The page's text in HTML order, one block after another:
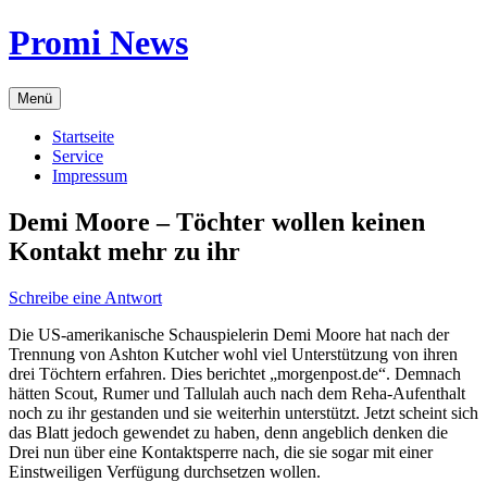
Zum
Inhalt
Promi News
Menü
Startseite
Service
Impressum
Demi Moore – Töchter wollen keinen
Kontakt mehr zu ihr
Schreibe eine Antwort
Die US-amerikanische Schauspielerin Demi Moore hat nach der
Trennung von Ashton Kutcher wohl viel Unterstützung von ihren
drei Töchtern erfahren. Dies berichtet „morgenpost.de“. Demnach
hätten Scout, Rumer und Tallulah auch nach dem Reha-Aufenthalt
noch zu ihr gestanden und sie weiterhin unterstützt. Jetzt scheint sich
das Blatt jedoch gewendet zu haben, denn angeblich denken die
Drei nun über eine Kontaktsperre nach, die sie sogar mit einer
Einstweiligen Verfügung durchsetzen wollen.